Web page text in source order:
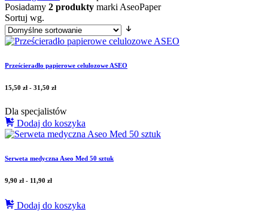
Posiadamy 2 produkty marki AseoPaper
Sortuj wg.
Prześcieradło papierowe celulozowe ASEO
15,50 zł - 31,50 zł
Dla specjalistów
Dodaj do koszyka
Serweta medyczna Aseo Med 50 sztuk
9,90 zł - 11,90 zł
Dodaj do koszyka